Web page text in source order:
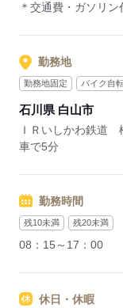
＊交通費・ガソリ
勤務地
勤務地固定 バイク自
石川県 白山市
ＩＲいしかわ鉄道
車で5分
勤務時間
残10未満 残20未満
08：15～17：00
休日・休暇